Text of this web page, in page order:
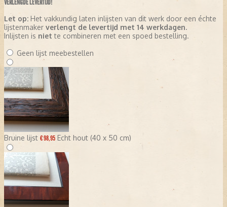
VERLENGDE LEVERTIJD!
Let op: Het vakkundig laten inlijsten van dit werk door een échte
lijstenmaker verlengt de levertijd met 14 werkdagen.
Inlijsten is niet te combineren met een spoed bestelling.
Geen lijst meebestellen
Bruine lijst € 98,95 Echt hout (40 x 50 cm)